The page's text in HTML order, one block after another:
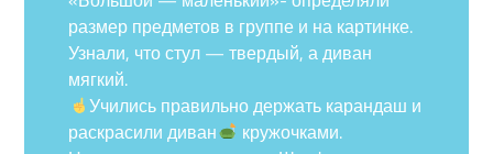
размер предметов в группе и на картинке.
Узнали, что стул — твердый, а диван
мягкий.
Учились правильно держать карандаш и
раскрасили диван
кружочками.